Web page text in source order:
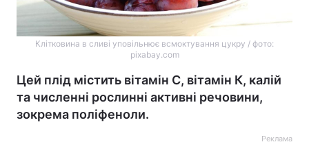
Клітковина в сливі уповільнює всмоктування цукру / фото:
pixabay.com
Цей плід містить вітамін С, вітамін К, калій
та численні рослинні активні речовини,
зокрема поліфеноли.
Реклама